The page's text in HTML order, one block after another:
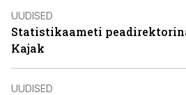
UUDISED
Statistikaameti
Kajak
UUDISED